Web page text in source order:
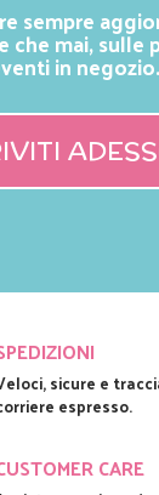
sempre
che mai, sulle
in negozio.
sicure e
espresso.
CARE